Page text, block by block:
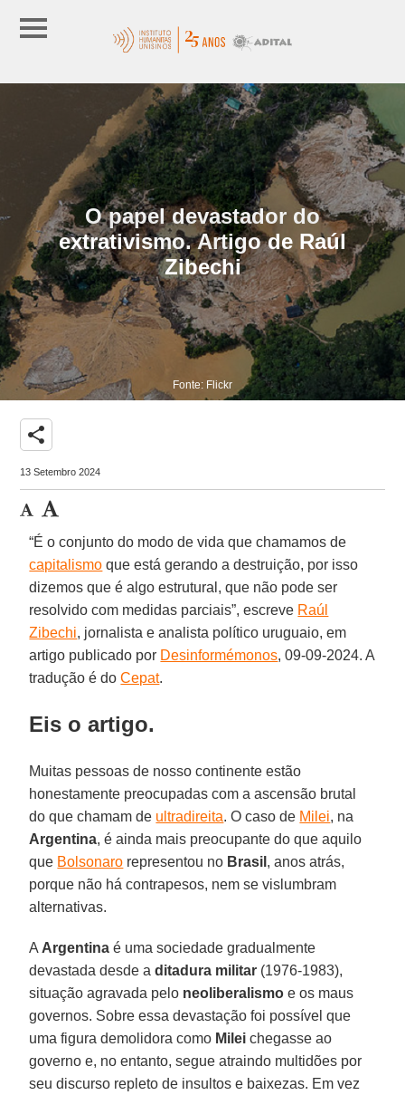
O papel devastador do
extrativismo. Artigo de Raúl
Zibechi
Fonte: Flickr
share
13 Setembro 2024
“É o conjunto do modo de vida que chamamos de
capitalismo que está gerando a destruição, por isso
dizemos que é algo estrutural, que não pode ser
resolvido com medidas parciais”, escreve Raúl
Zibechi, jornalista e analista político uruguaio, em
artigo publicado por Desinformémonos, 09-09-2024. A
tradução é doCepat.
Eis o artigo.
Muitas pessoas de nosso continente estão
honestamente preocupadas com a ascensão brutal
do que chamam de ultradireita. O caso de Milei, na
Argentina, é ainda mais preocupante do que aquilo
que Bolsonaro representou no Brasil , anos atrás,
porque não há contrapesos, nem se vislumbram
alternativas.
A Argentina é uma sociedade gradualmente
devastada desde aditadura militar (1976-1983),
situação agravada pelo neoliberalismo e os maus
governos. Sobre essa devastação foi possível que
uma figura demolidora como Milei chegasse ao
governo e, no entanto, segue atraindo multidões por
seu discurso repleto de insultos e baixezas. Em vez